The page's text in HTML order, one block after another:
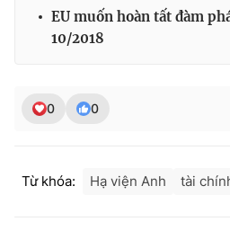
Theo dõi báo trên
Cơ quan báo chí:
Phó Tổng Biên tập:
EU muốn hoàn tất đàm
10/2018
0 0
Từ khóa: Hạ viện Anh tài